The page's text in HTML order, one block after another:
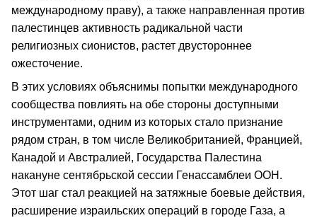
международному праву), а также направленная против
палестинцев активность радикальной части
религиозных сионистов, растет двустороннее
ожесточение.
В этих условиях объяснимы попытки международного
сообщества повлиять на обе стороны доступными
инструментами, одним из которых стало признание
рядом стран, в том числе Великобританией, Францией,
Канадой и Австралией, Государства Палестина
накануне сентябрьской сессии Генассамблеи ООН.
Этот шаг стал реакцией на затяжные боевые действия,
расширение израильских операций в городе Газа, а